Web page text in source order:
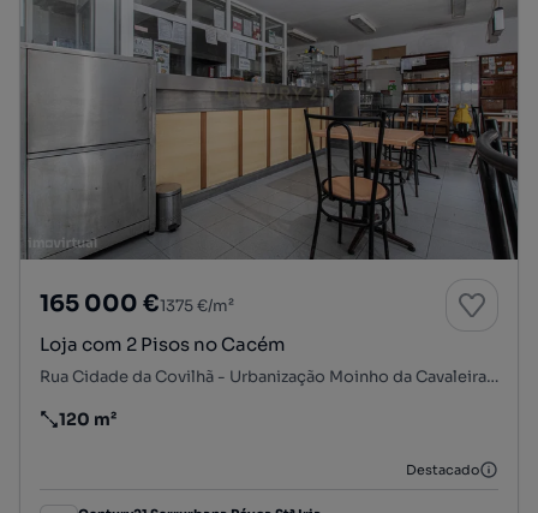
165 000 €1375 €/m²
Loja com 2 Pisos no Cacém
Rua Cidade da Covilhã - Urbanização Moinho da Cavaleira, Casal do Cotão, Cacém e São Marcos, Sintra, Lisboa
Preço por metro quadrado
120 m²
Destacado